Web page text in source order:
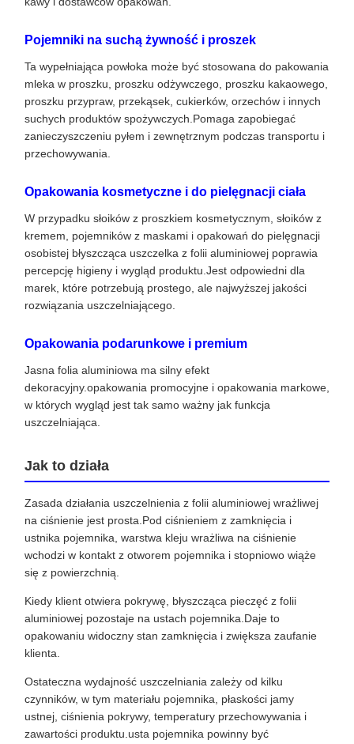
Pojemniki na suchą żywność i proszek
Ta wypełniająca powłoka może być stosowana do pakowania
mleka w proszku, proszku odżywczego, proszku kakaowego,
proszku przypraw, przekąsek, cukierków, orzechów i innych
suchych produktów spożywczych.Pomaga zapobiegać
zanieczyszczeniu pyłem i zewnętrznym podczas transportu i
przechowywania.
Opakowania kosmetyczne i do pielęgnacji ciała
W przypadku słoików z proszkiem kosmetycznym, słoików z
kremem, pojemników z maskami i opakowań do pielęgnacji
osobistej błyszcząca uszczelka z folii aluminiowej poprawia
percepcję higieny i wygląd produktu.Jest odpowiedni dla
marek, które potrzebują prostego, ale najwyższej jakości
rozwiązania uszczelniającego.
Opakowania podarunkowe i premium
Jasna folia aluminiowa ma silny efekt
dekoracyjny.opakowania promocyjne i opakowania markowe,
w których wygląd jest tak samo ważny jak funkcja
uszczelniająca.
Jak to działa
Zasada działania uszczelnienia z folii aluminiowej wrażliwej
na ciśnienie jest prosta.Pod ciśnieniem z zamknięcia i
ustnika pojemnika, warstwa kleju wrażliwa na ciśnienie
wchodzi w kontakt z otworem pojemnika i stopniowo wiąże
się z powierzchnią.
Kiedy klient otwiera pokrywę, błyszcząca pieczęć z folii
aluminiowej pozostaje na ustach pojemnika.Daje to
opakowaniu widoczny stan zamknięcia i zwiększa zaufanie
klienta.
Ostateczna wydajność uszczelniania zależy od kilku
czynników, w tym materiału pojemnika, płaskości jamy
ustnej, ciśnienia pokrywy, temperatury przechowywania i
zawartości produktu.usta pojemnika powinny być